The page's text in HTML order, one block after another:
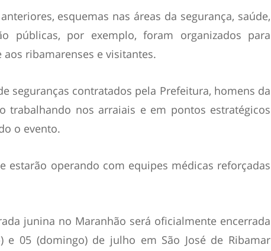
esquemas nas áreas da segurança, saúde,
públicas, por exemplo, foram organizados para
ribamarenses e visitantes.
seguranças contratados pela Prefeitura, homens da
trabalhando nos arraiais e em pontos estratégicos
o evento.
estarão operando com equipes médicas reforçadas
junina no Maranhão será oficialmente encerrada
e 05 (domingo) de julho em São José de Ribamar